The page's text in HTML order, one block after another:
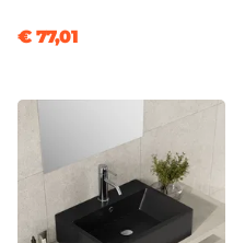
Colore
Leva monocomando
Altezza
14,7 cm
Sezione Base
€ 77,01